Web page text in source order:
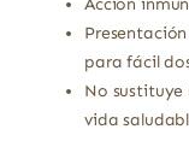
Acción
para fácil
No
vida